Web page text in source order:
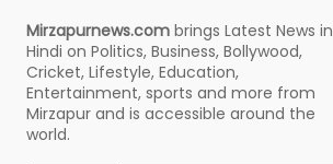
Mirzapurnews.com brings Latest News in
Hindi on Politics, Business, Bollywood,
Cricket, Lifestyle, Education,
Entertainment, sports and more from
Mirzapur and is accessible around the
world.